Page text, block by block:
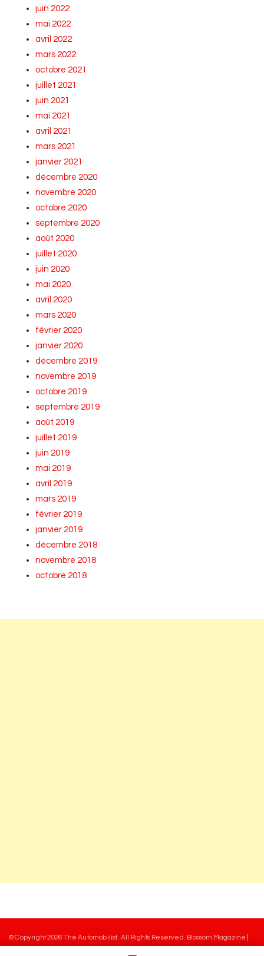
juin 2022
mai 2022
avril 2022
mars 2022
octobre 2021
juillet 2021
juin 2021
mai 2021
avril 2021
mars 2021
janvier 2021
décembre 2020
novembre 2020
octobre 2020
septembre 2020
août 2020
juillet 2020
juin 2020
mai 2020
avril 2020
mars 2020
février 2020
janvier 2020
décembre 2019
novembre 2019
octobre 2019
septembre 2019
août 2019
juillet 2019
juin 2019
mai 2019
avril 2019
mars 2019
février 2019
janvier 2019
décembre 2018
novembre 2018
octobre 2018
© Copyright 2026The Automobilist. All Rights Reserved.
Blossom Magazine |